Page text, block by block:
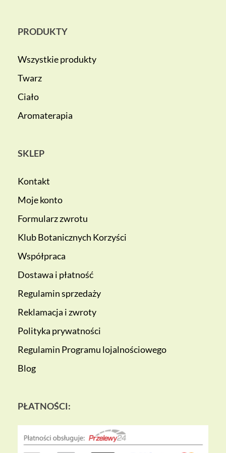
PRODUKTY
Wszystkie produkty
Twarz
Ciało
Aromaterapia
SKLEP
Kontakt
Moje konto
Formularz zwrotu
Klub Botanicznych Korzyści
Współpraca
Dostawa i płatność
Regulamin sprzedaży
Reklamacja i zwroty
Polityka prywatności
Regulamin Programu lojalnościowego
Blog
PŁATNOŚCI: